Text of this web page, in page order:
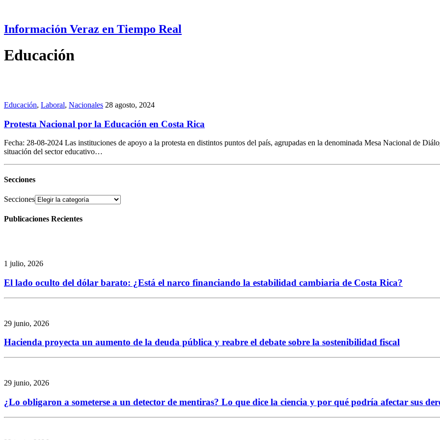
Información Veraz en Tiempo Real
Educación
Educación, Laboral, Nacionales 28 agosto, 2024
Protesta Nacional por la Educación en Costa Rica
Fecha: 28-08-2024 Las instituciones de apoyo a la protesta en distintos puntos del país, agrupadas en la denominada Mesa Nacional de
situación del sector educativo…
Secciones
Secciones
Publicaciones Recientes
1 julio, 2026
El lado oculto del dólar barato: ¿Está el narco financiando la estabilidad cambiaria de Costa Rica?
29 junio, 2026
Hacienda proyecta un aumento de la deuda pública y reabre el debate sobre la sostenibilidad fiscal
29 junio, 2026
¿Lo obligaron a someterse a un detector de mentiras? Lo que dice la ciencia y por qué podría afectar sus